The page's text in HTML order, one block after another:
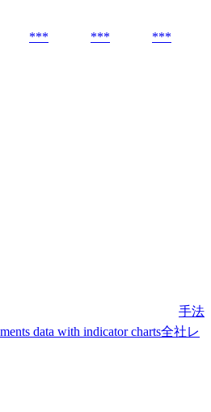
*** *** ***
手法
data with indicator charts全社レ